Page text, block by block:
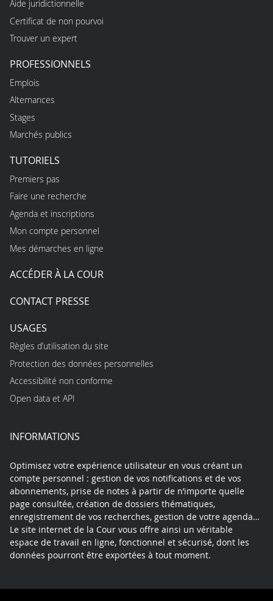
Aide juridictionnelle
Certificat de non pourvoi
Trouver un expert
PROFESSIONNELS
Emplois
Alternances
Stages
Marchés publics
TUTORIELS
Premiers pas
Faire une recherche
Agenda et inscriptions
Mon compte personnel
Mes démarches en ligne
ACCÉDER À LA COUR
CONTACT PRESSE
USAGES
Règles d’utilisation du site
Protection des données personnelles
Accessibilité non conforme
Open data et API
INFORMATIONS
Optimisez votre expérience utilisateur en vous créant un
compte personnel : gestion de vos notifications et de vos
abonnements, prise de notes à partir de n’importe quelle
page consultée, création de dossiers thématiques,
enregistrement de vos recherches, gestion de votre agenda…
Le site internet de la Cour vous offre ainsi un véritable
espace de travail en ligne, fonctionnel et sécurisé, dont les
données pourront être exportées à tout moment.